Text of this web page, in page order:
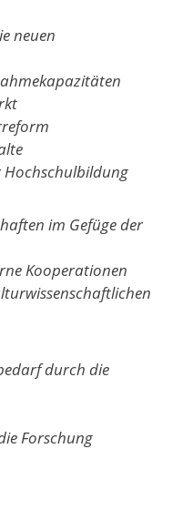
neuen
Hochschulbildung
im Gefüge der
Kooperationen
durch die
Forschung